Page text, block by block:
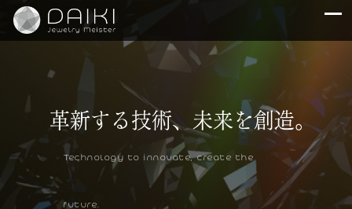
Technology to innovate, create the
future.